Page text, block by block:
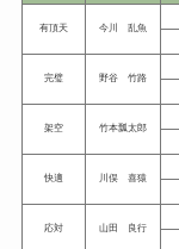
有頂天 今川 乱魚
完璧 野谷 竹路
架空 竹本瓢太郎
快適 川俣 喜猿
応対 山田 良行